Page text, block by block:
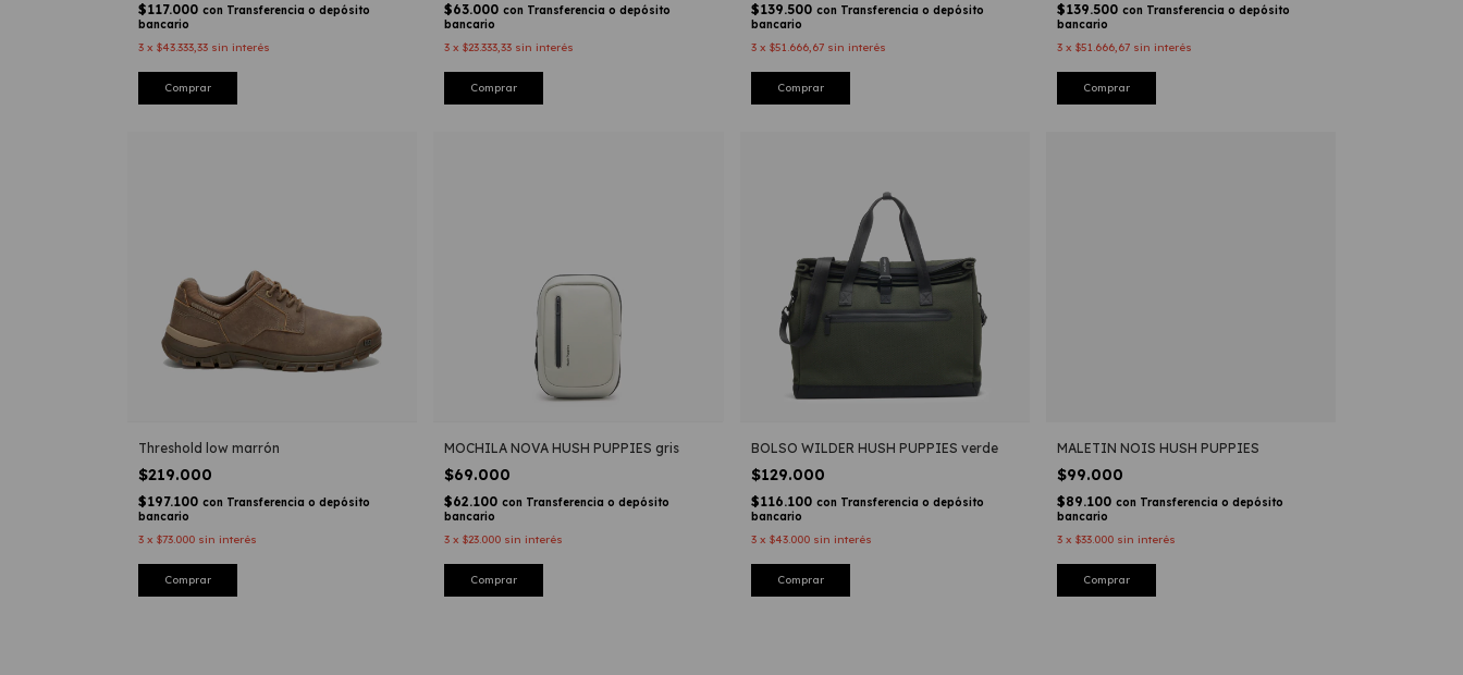
$117.000 con Transferencia o depósito
bancario
3 x $43.333,33 sin interés
Comprar
$63.000con Transferencia o depósito
bancario
3 x$23.333,33 sin interés
Comprar
$139.500 con Transferencia o depósito
bancario
3 x $51.666,67 sin interés
Comprar
$139.500 con Transferencia o depósito
bancario
3 x $51.666,67 sin interés
Comprar
Threshold low marrón
$219.000
$197.100 con Transferencia o depósito
bancario
3 x $73.000 sin interés
Comprar
MOCHILA NOVA HUSH PUPPIES gris
$69.000
$62.100con Transferencia o depósito
bancario
3 x$23.000 sin interés
Comprar
BOLSO WILDER HUSH PUPPIES verde
$129.000
$116.100 con Transferencia o depósito
bancario
3 x $43.000 sin interés
Comprar
MALETIN NOIS HUSH PUPPIES
$99.000
$89.100 con Transferencia o depósito
bancario
3 x $33.000 sin interés
Comprar